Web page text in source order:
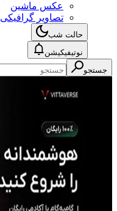
عکس ماشین
تصاویر گرافیکی
حالت شب
نوتیفیکیشن
جستجو